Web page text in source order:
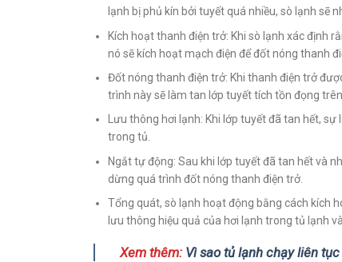
lạnh bị phủ kín bởi tuyết quá nhiều, sò lạnh sẽ
Kích hoạt thanh điện trở: Khi sò lạnh xác định
nó sẽ kích hoạt mạch điện để đốt nóng thanh
Đốt nóng thanh điện trở: Khi thanh điện trở
trình này sẽ làm tan lớp tuyết tích tồn đọng trên
Lưu thông hơi lạnh: Khi lớp tuyết đã tan hết,
trong tủ.
Ngắt tự động: Sau khi lớp tuyết đã tan hết và
dừng quá trình đốt nóng thanh điện trở.
Tổng quát, sò lạnh hoạt động bằng cách kích
lưu thông hiệu quả của hơi lạnh trong tủ lạnh
Xem thêm: Vì sao tủ lạnh chạy liên